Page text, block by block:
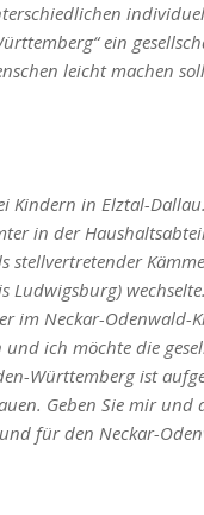
ein
leicht machen
Kindern in Elztal-
in der
stellvertretender
Ludwigsburg)
im Neckar-Odenwald-
ich möchte die
Württemberg ist
Geben Sie mir und
für den Neckar-